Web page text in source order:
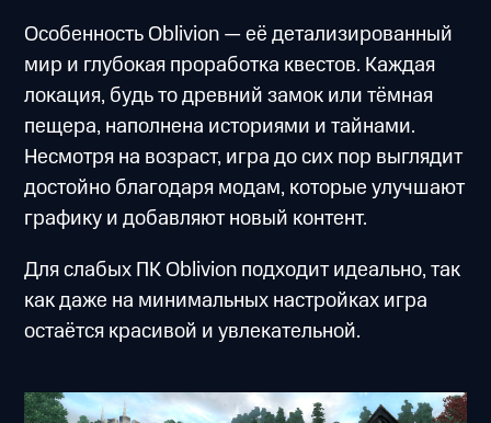
Особенность Oblivion — её детализированный
мир и глубокая проработка квестов. Каждая
локация, будь то древний замок или тёмная
пещера, наполнена историями и тайнами.
Несмотря на возраст, игра до сих пор выглядит
достойно благодаря модам, которые улучшают
графику и добавляют новый контент.
Для слабых ПК Oblivion подходит идеально, так
как даже на минимальных настройках игра
остаётся красивой и увлекательной.